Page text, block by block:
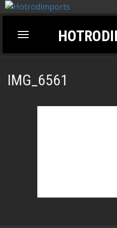
Toggle
navigation
IMG_6561